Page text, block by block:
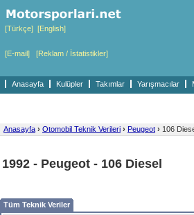
[Türkçe] [English]
[E-mail] [Reklam / İstatistikler]
Anasayfa Kulüpler Takımlar Yarışmacılar
Anasayfa › Otomobil Teknik Verileri › Peugeot › 106
1992 - Peugeot - 106 Diesel
Tüm Teknik Veriler